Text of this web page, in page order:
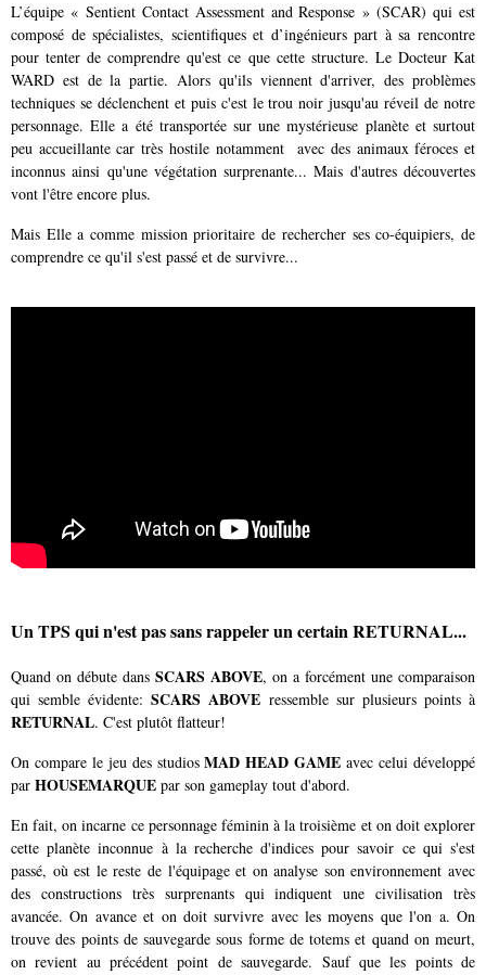
L’équipe « Sentient Contact Assessment and Response » (SCAR) qui est
composé de spécialistes, scientifiques et d’ingénieurs part à sa rencontre
pour tenter de comprendre qu'est ce que cette structure. Le Docteur Kat
WARD est de la partie. Alors qu'ils viennent d'arriver, des problèmes
techniques se déclenchent et puis c'est le trou noir jusqu'au réveil de notre
personnage. Elle a été transportée sur une mystérieuse planète et surtout
peu accueillante car très hostile notamment avec des animaux féroces et
inconnus ainsi qu'une végétation surprenante... Mais d'autres découvertes
vont l'être encore plus.
Mais Elle a comme mission prioritaire de rechercher ses co-équipiers, de
comprendre ce qu'il s'est passé et de survivre...
Un TPS qui n'est pas sans rappeler un certain RETURNAL...
Quand on débute dans SCARS ABOVE, on a forcément une comparaison
qui semble évidente:SCARS ABOVE ressemble sur plusieurs points à
RETURNAL. C'est plutôt flatteur!
On compare le jeu des studiosMAD HEAD GAME avec celui développé
par HOUSEMARQUE par son gameplay tout d'abord.
En fait, on incarne ce personnage féminin à la troisième et on doit explorer
cette planète inconnue à la recherche d'indices pour savoir ce qui s'est
passé, où est le reste de l'équipage et on analyse son environnement avec
des constructions très surprenants qui indiquent une civilisation très
avancée. On avance et on doit survivre avec les moyens que l'on a. On
trouve des points de sauvegarde sous forme de totems et quand on meurt,
on revient au précédent point de sauvegarde. Sauf que les points de